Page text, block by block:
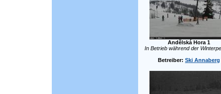
Andělská Hora 1
In Betrieb während der
Betreiber: Ski Annaberg